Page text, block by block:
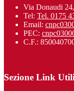
Via Donaudi
Tel: Tel. 0175
Email:
PEC:
C.F.:
Sezione Link Utili